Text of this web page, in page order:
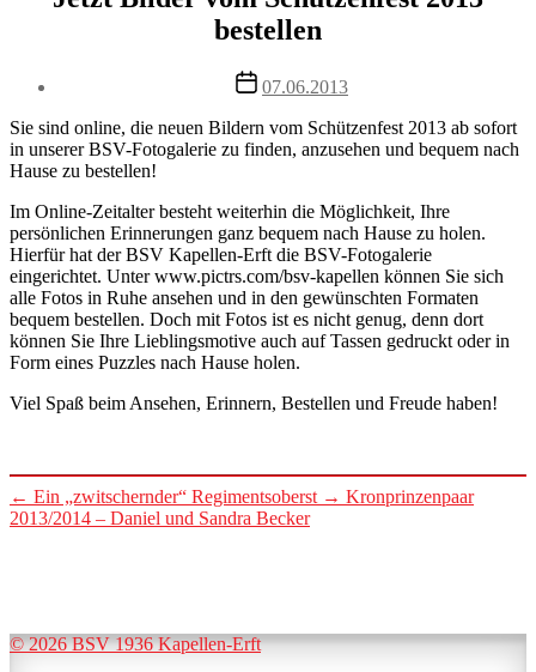
bestellen
Post
date
07.06.2013
Sie sind online, die neuen Bildern vom Schützenfest 2013 ab sofort
in unserer BSV-Fotogalerie zu finden, anzusehen und bequem nach
Hause zu bestellen!
Im Online-Zeitalter besteht weiterhin die Möglichkeit, Ihre
persönlichen Erinnerungen ganz bequem nach Hause zu holen.
Hierfür hat der BSV Kapellen-Erft die BSV-Fotogalerie
eingerichtet. Unter www.pictrs.com/bsv-kapellen können Sie sich
alle Fotos in Ruhe ansehen und in den gewünschten Formaten
bequem bestellen. Doch mit Fotos ist es nicht genug, denn dort
können Sie Ihre Lieblingsmotive auch auf Tassen gedruckt oder in
Form eines Puzzles nach Hause holen.
Viel Spaß beim Ansehen, Erinnern, Bestellen und Freude haben!
← Ein „zwitschernder“ Regimentsoberst → Kronprinzenpaar
2013/2014 – Daniel und Sandra Becker
© 2026 BSV 1936 Kapellen-Erft